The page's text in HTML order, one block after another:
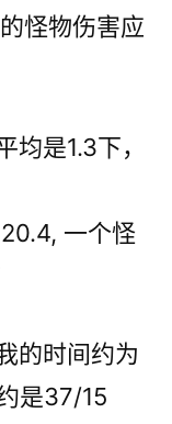
怪物伤害应
是1.3下，
一个怪
的时间约为
是37/15